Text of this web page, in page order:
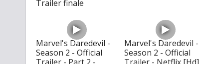
Trailer finale
Marvel's Daredevil -
Season 2 - Official
Marvel's Daredevil -
Season 2 - Official